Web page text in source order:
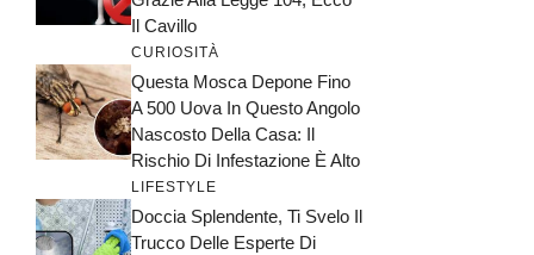
Il Cavillo
CURIOSITÀ
Questa Mosca Depone Fino
A 500 Uova In Questo Angolo
Nascosto Della Casa: Il
Rischio Di Infestazione È Alto
LIFESTYLE
Doccia Splendente, Ti Svelo Il
Trucco Delle Esperte Di